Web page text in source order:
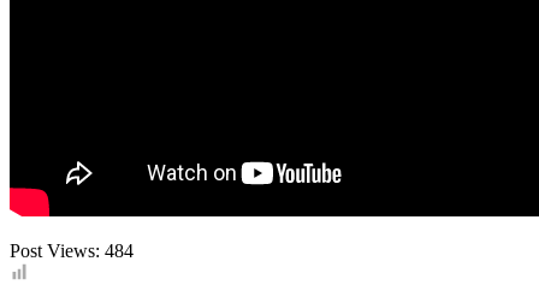
Post Views: 484